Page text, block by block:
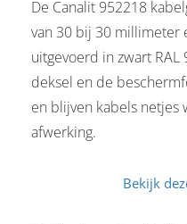
De Canalit 952218
van 30 bij 30 millimeter
uitgevoerd in zwart RAL
deksel en de
en blijven kabels netjes
afwerking.
Bekijk